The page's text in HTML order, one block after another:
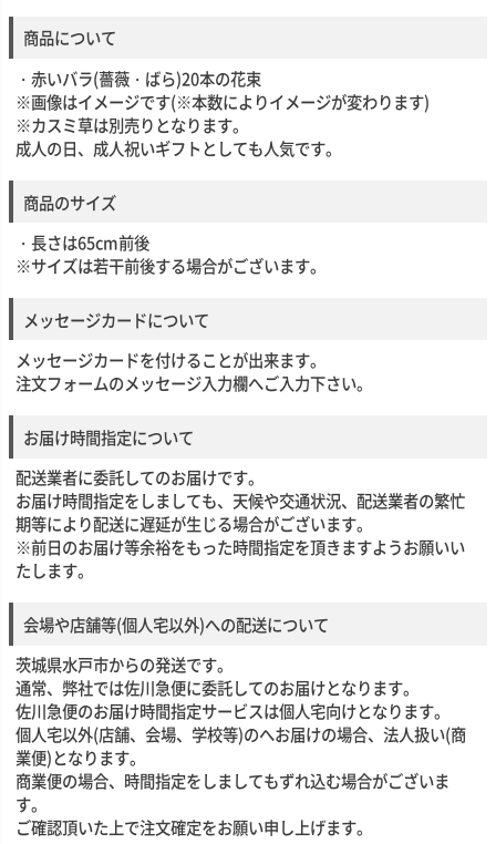
商品について
・赤いバラ(薔薇・ばら)20本の花束
※画像はイメージです(※本数によりイメージが変わります)
※カスミ草は別売りとなります。
成人の日、成人祝いギフトとしても人気です。
商品のサイズ
・長さは65cm前後
※サイズは若干前後する場合がございます。
メッセージカードについて
メッセージカードを付けることが出来ます。
注文フォームのメッセージ入力欄へご入力下さい。
お届け時間指定について
配送業者に委託してのお届けです。
お届け時間指定をしましても、天候や交通状況、配送業者の繁忙
期等により配送に遅延が生じる場合がございます。
※前日のお届け等余裕をもった時間指定を頂きますようお願いい
たします。
会場や店舗等(個人宅以外)への配送について
茨城県水戸市からの発送です。
通常、弊社では佐川急便に委託してのお届けとなります。
佐川急便のお届け時間指定サービスは個人宅向けとなります。
個人宅以外(店舗、会場、学校等)のへお届けの場合、法人扱い(商
業便)となります。
商業便の場合、時間指定をしましてもずれ込む場合がございま
す。
ご確認頂いた上で注文確定をお願い申し上げます。